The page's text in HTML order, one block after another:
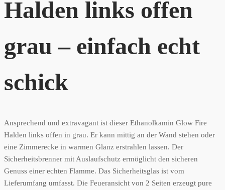
Halden links offen
grau – einfach echt
schick
Ansprechend und extravagant ist dieser Ethanolkamin Glow Fire
Halden links offen in grau. Er kann mittig an der Wand stehen oder
eine Zimmerecke in warmen Glanz erstrahlen lassen. Der
Sicherheitsbrenner mit Auslaufschutz ermöglicht den sicheren
Genuss einer echten Flamme. Das Sicherheitsglas ist vom
Lieferumfang umfasst. Die Feueransicht von 2 Seiten erzeugt pure